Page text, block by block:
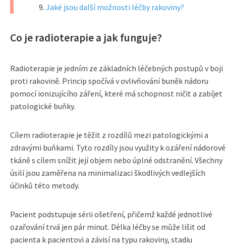
Jaké jsou další možnosti léčby rakoviny?
Co je radioterapie a jak funguje?
Radioterapie je jedním ze základních léčebných postupů v boji
proti rakovině. Princip spočívá v ovlivňování buněk nádoru
pomocí ionizujícího záření, které má schopnost ničit a zabíjet
patologické buňky.
Cílem radioterapie je těžit z rozdílů mezi patologickými a
zdravými buňkami. Tyto rozdíly jsou využity k ozáření nádorové
tkáně s cílem snížit její objem nebo úplné odstranění. Všechny
úsilí jsou zaměřena na minimalizaci škodlivých vedlejších
účinků této metody.
Pacient podstupuje sérii ošetření, přičemž každé jednotlivé
ozařování trvá jen pár minut. Délka léčby se může lišit od
pacienta k pacientovi a závisí na typu rakoviny, stadiu